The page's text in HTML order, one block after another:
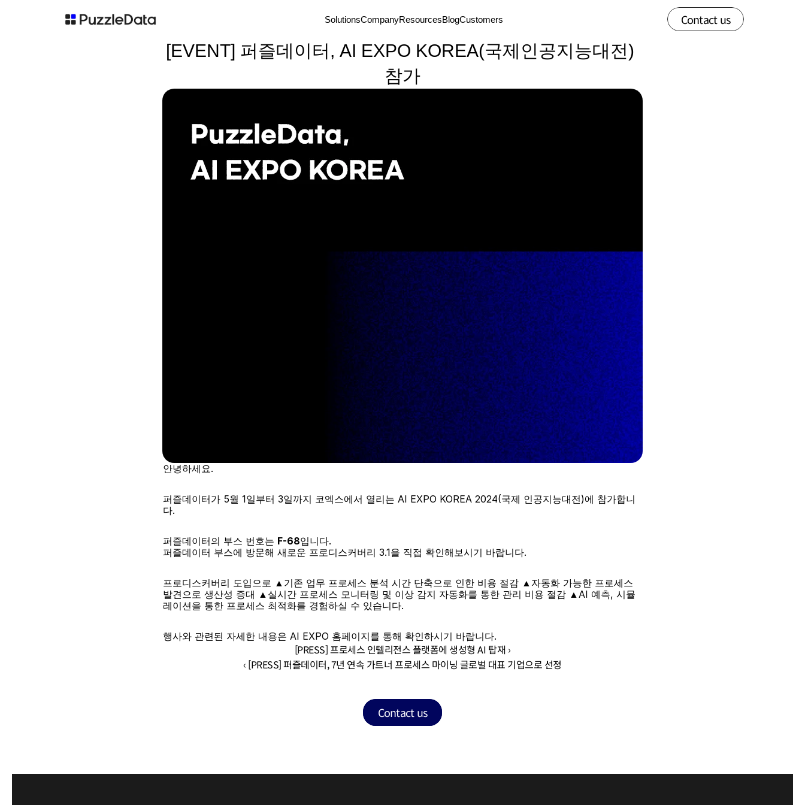
SolutionsCompanyResourcesBlogCustomers Contact us
[EVENT] 퍼즐데이터, AI EXPO KOREA(국제인공지능대전)
참가
안녕하세요.
퍼즐데이터가 5월 1일부터 3일까지 코엑스에서 열리는 AI EXPO KOREA 2024(국제 인공지능대전)에 참가합니
다.
퍼즐데이터의 부스 번호는 F-68입니다.
퍼즐데이터 부스에 방문해 새로운 프로디스커버리 3.1을 직접 확인해보시기 바랍니다.
프로디스커버리 도입으로 ▲기존 업무 프로세스 분석 시간 단축으로 인한 비용 절감 ▲자동화 가능한 프로세스
발견으로 생산성 증대 ▲실시간 프로세스 모니터링 및 이상 감지 자동화를 통한 관리 비용 절감 ▲AI 예측, 시뮬
레이션을 통한 프로세스 최적화를 경험하실 수 있습니다.
행사와 관련된 자세한 내용은 AI EXPO 홈페이지를 통해 확인하시기 바랍니다.
[PRESS] 프로세스 인텔리전스 플랫폼에 생성형 AI 탑재 ›
‹ [PRESS] 퍼즐데이터, 7년 연속 가트너 프로세스 마이닝 글로벌 대표 기업으로 선정
Contact us